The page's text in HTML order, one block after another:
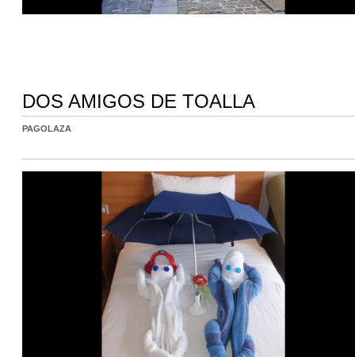
DOS AMIGOS DE TOALLA
PAGOLAZA